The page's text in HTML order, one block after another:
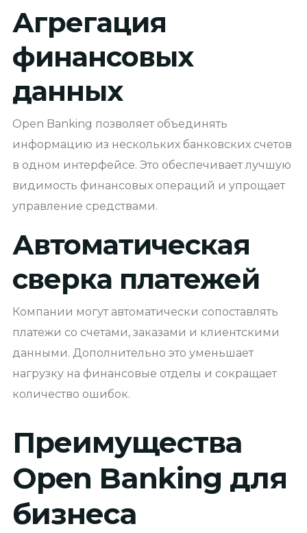
Агрегация
финансовых
данных
Open Banking позволяет объединять
информацию из нескольких банковских счетов
в одном интерфейсе. Это обеспечивает лучшую
видимость финансовых операций и упрощает
управление средствами.
Автоматическая
сверка платежей
Компании могут автоматически сопоставлять
платежи со счетами, заказами и клиентскими
данными. Дополнительно это уменьшает
нагрузку на финансовые отделы и сокращает
количество ошибок.
Преимущества
Open Banking для
бизнеса